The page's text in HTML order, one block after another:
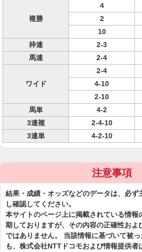
複勝
4
2
10
枠連
2-3
馬連
2-4
ワイド
2-4
4-10
2-10
馬単
4-2
3連複
2-4-10
3連単
4-2-10
注意事項
結果・成績・オッズなどのデータは、必ず
し確認してください。
本サイトのページ上に掲載されている情報
期しておりますが、その内容の正確性およ
ではありません。 当該情報に基づいて被
も、株式会社NTTドコモおよび情報提供者